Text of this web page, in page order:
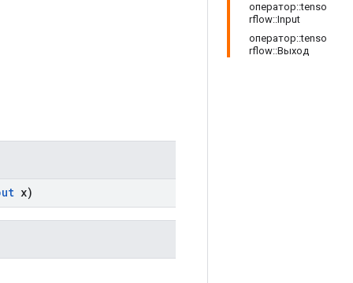
оператор::tenso
rflow::Input
оператор::tenso
rflow::Выход
x)